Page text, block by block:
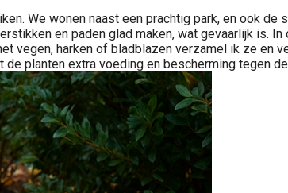
We wonen naast een prachtig park, en ook
en paden glad maken, wat gevaarlijk is.
vegen, harken of bladblazen verzamel ik ze en
planten extra voeding en bescherming tegen